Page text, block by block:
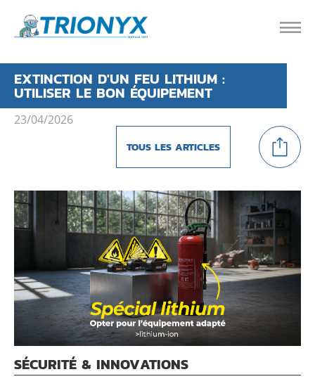
EXTINCTION D'UN FEU LITHIUM :
UTILISER LE BON ÉQUIPEMENT
23/04/2026
TOUS LES ARTICLES
SÉCURITÉ & INNOVATIONS